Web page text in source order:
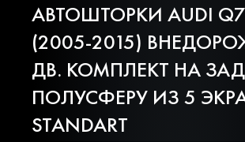
АВТОШТОРКИ AUDI Q7
(2005-2015)
ДВ. КОМПЛЕКТ НА
ПОЛУСФЕРУ ИЗ 5
STANDART